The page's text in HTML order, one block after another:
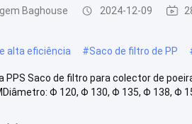
Baghouse 2024-12-09
alta eficiência #Saco de filtro de PP
PPS Saco de filtro para colector de
Φ 120, Φ 130, Φ 135, Φ 138, Φ